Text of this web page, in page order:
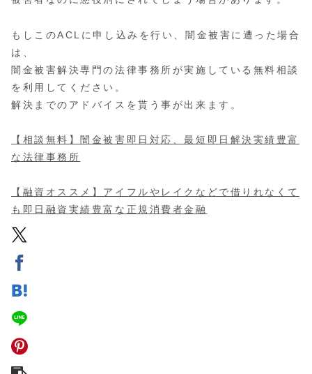
もしこのACLに申し込みを行い、闇金被害に遭った場合
は、
闇金被害解決専門の法律事務所が実施している無料相談
を利用してください。
解決までのアドバイスを貰う事が出来ます。
【相談無料】闇金被害即日対応、最短即日解決実績豊富
な法律事務所
【融資オススメ】アイフルやレイクなどで借りれなくて
も即日融資実績豊富な正規消費者金融